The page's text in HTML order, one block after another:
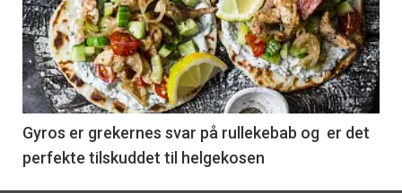
akkurat
nå
-
6
Gyros er grekernes svar på rullekebab og er det
perfekte tilskuddet til helgekosen